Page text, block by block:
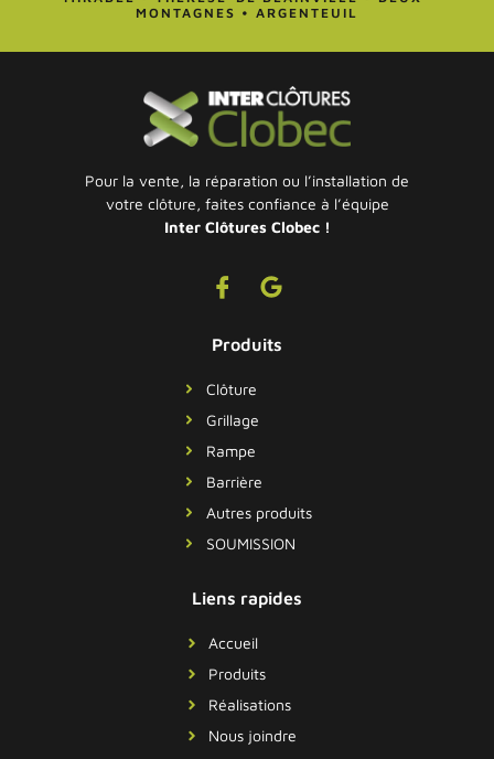
MONTAGNES • ARGENTEUIL
Pour la vente, la réparation ou l’installation de
votre clôture, faites confiance à l’équipe
Inter Clôtures Clobec !
Produits
Clôture
Grillage
Rampe
Barrière
Autres produits
SOUMISSION
Liens rapides
Accueil
Produits
Réalisations
Nous joindre